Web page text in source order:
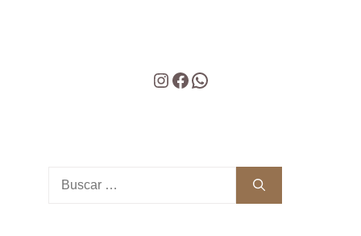
Instagram
Facebook
WhatsApp